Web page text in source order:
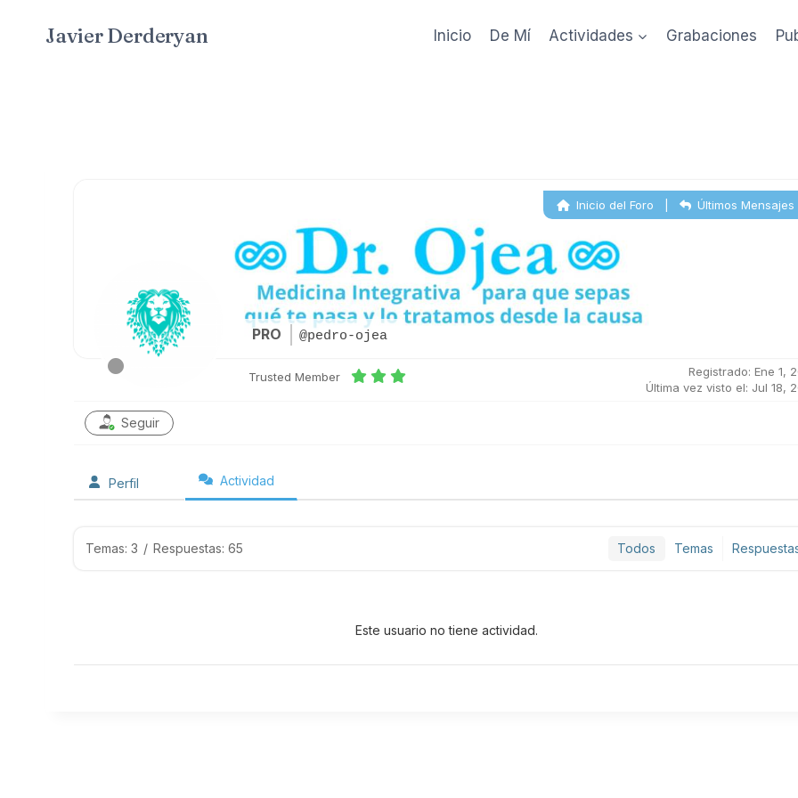
Javier Derderyan Inicio De Mí Actividades Grabaciones
PRO @pedro-ojea
Inicio del Foro | Últimos Mensajes
Trusted Member
Registrado: Ene 1,
Última vez visto el: Jul 18,
Seguir
Perfil Actividad
Temas: 3 / Respuestas: 65 Todos Temas
Este usuario no tiene actividad.